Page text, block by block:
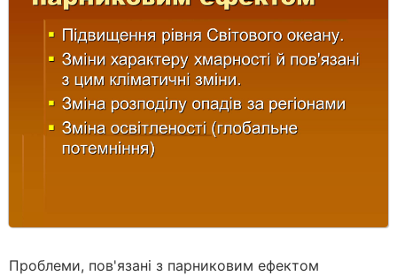
Проблеми, пов'язані з парниковим ефектом